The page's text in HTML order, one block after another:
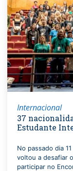
Internacional
37
Estudante
No passado dia
voltou a desafiar
participar no